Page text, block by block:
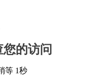
的访问
等 1秒